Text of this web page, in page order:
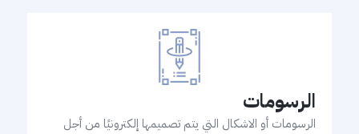
الرسومات
الرسومات أو الاشكال التي يتم تصميمها إلكترونيًا من أجل